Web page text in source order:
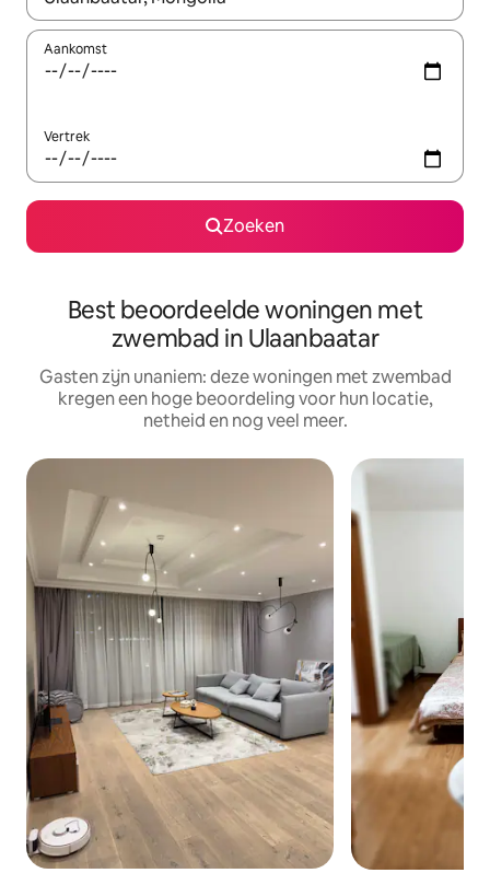
Aankomst
Vertrek
Zoeken
Best beoordeelde woningen met
zwembad in Ulaanbaatar
Gasten zijn unaniem: deze woningen met zwembad
kregen een hoge beoordeling voor hun locatie,
netheid en nog veel meer.